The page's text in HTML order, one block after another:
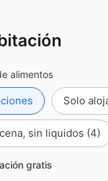
alimentos
Solo
sin liquidos (4)
gratis